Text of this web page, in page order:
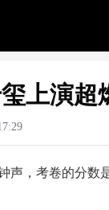
上演超
声，考卷的分数